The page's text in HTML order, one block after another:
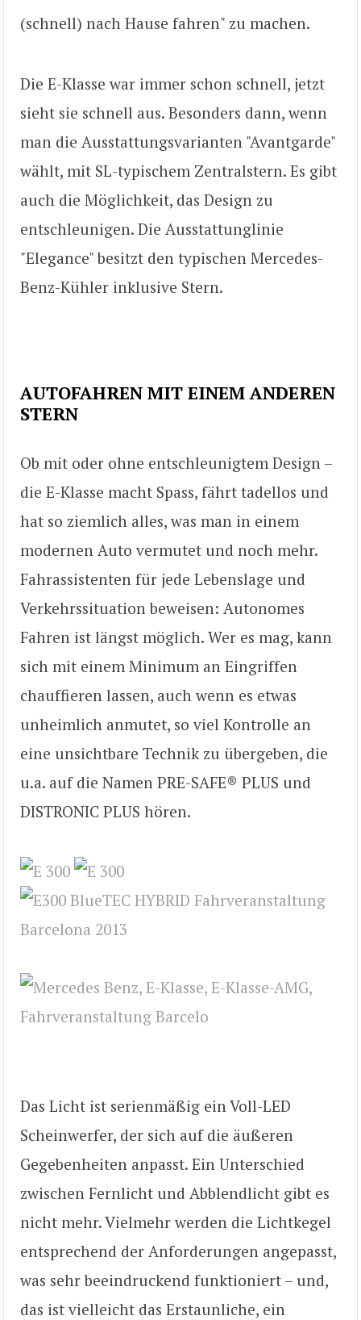
(schnell) nach Hause fahren" zu machen.
Die E-Klasse war immer schon schnell, jetzt
sieht sie schnell aus. Besonders dann, wenn
man die Ausstattungsvarianten "Avantgarde"
wählt, mit SL-typischem Zentralstern. Es gibt
auch die Möglichkeit, das Design zu
entschleunigen. Die Ausstattunglinie
"Elegance" besitzt den typischen Mercedes-
Benz-Kühler inklusive Stern.
AUTOFAHREN MIT EINEM ANDEREN
STERN
Ob mit oder ohne entschleunigtem Design –
die E-Klasse macht Spass, fährt tadellos und
hat so ziemlich alles, was man in einem
modernen Auto vermutet und noch mehr.
Fahrassistenten für jede Lebenslage und
Verkehrssituation beweisen: Autonomes
Fahren ist längst möglich. Wer es mag, kann
sich mit einem Minimum an Eingriffen
chauffieren lassen, auch wenn es etwas
unheimlich anmutet, so viel Kontrolle an
eine unsichtbare Technik zu übergeben, die
u.a. auf die Namen PRE-SAFE® PLUS und
DISTRONIC PLUS hören.
Das Licht ist serienmäßig ein Voll-LED
Scheinwerfer, der sich auf die äußeren
Gegebenheiten anpasst. Ein Unterschied
zwischen Fernlicht und Abblendlicht gibt es
nicht mehr. Vielmehr werden die Lichtkegel
entsprechend der Anforderungen angepasst,
was sehr beeindruckend funktioniert – und,
das ist vielleicht das Erstaunliche, ein